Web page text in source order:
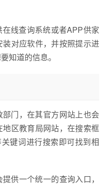
线查询系统或者APP供家
对应软件，并按照提示进
知道的信息。
门，在其官方网站上也会
区教育局网站，在搜索框
键词进行搜索即可找到相
供一个统一的查询入口，